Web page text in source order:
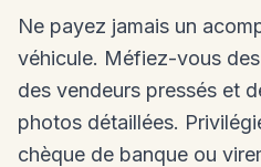
Ne payez jamais un
véhicule. Méfiez-vous
des vendeurs pressés et
photos détaillées.
chèque de banque ou